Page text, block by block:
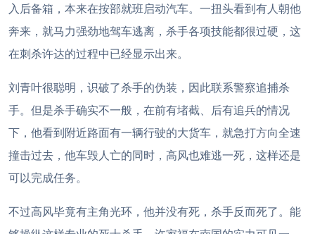
入后备箱，本来在按部就班启动汽车。一扭头看到有人朝他
奔来，就马力强劲地驾车逃离，杀手各项技能都很过硬，这
在刺杀许达的过程中已经显示出来。
刘青叶很聪明，识破了杀手的伪装，因此联系警察追捕杀
手。但是杀手确实不一般，在前有堵截、后有追兵的情况
下，他看到附近路面有一辆行驶的大货车，就急打方向全速
撞击过去，他车毁人亡的同时，高风也难逃一死，这样还是
可以完成任务。
不过高风毕竟有主角光环，他并没有死，杀手反而死了。能